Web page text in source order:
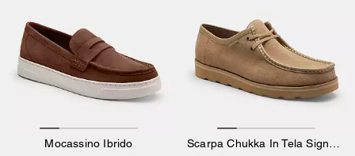
Mocassino Ibrido